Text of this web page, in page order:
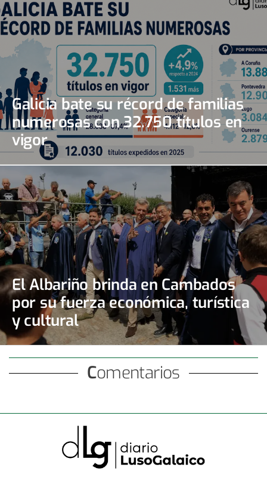
Galicia bate su récord de familias
numerosas con 32.750 títulos en
vigor
El Albariño brinda en Cambados
por su fuerza económica, turística
y cultural
Comentarios